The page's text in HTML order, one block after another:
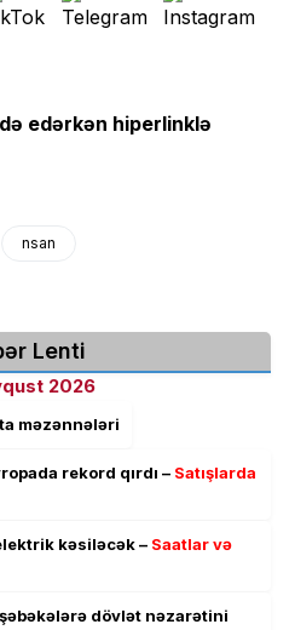
edərkən hiperlinklə
nsan
Lenti
2026
məzənnələri
rekord qırdı – Satışlarda
kəsiləcək – Saatlar və
dövlət nəzarətini